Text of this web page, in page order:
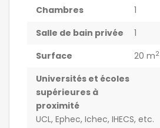
Chambres
1
Salle de bain privée
1
Surface
20 m2
Universités et écoles
supérieures à
proximité
UCL, Ephec, Ichec, IHECS, etc.